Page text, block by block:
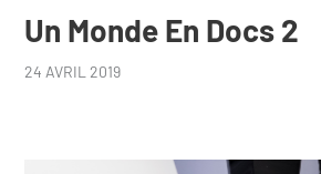
Un Monde En Docs 2
24 AVRIL 2019